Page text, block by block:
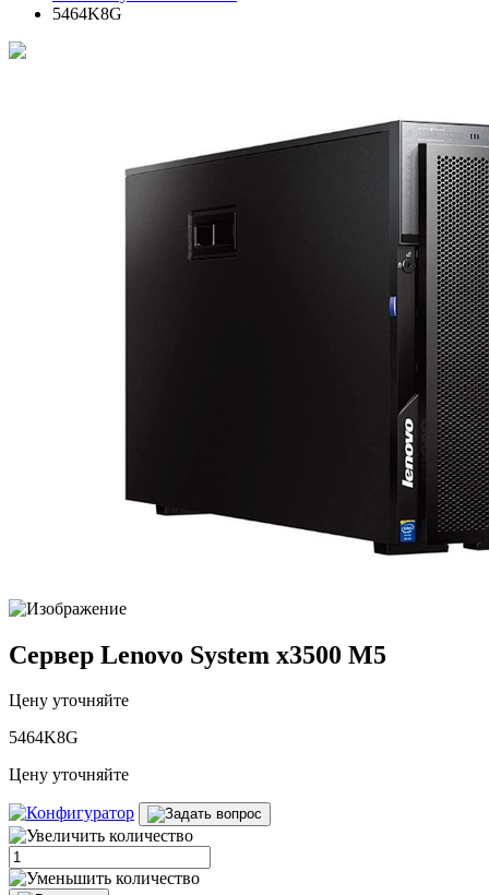
5464K8G
Сервер Lenovo System x3500 M5
Цену уточняйте
5464K8G
Цену уточняйте